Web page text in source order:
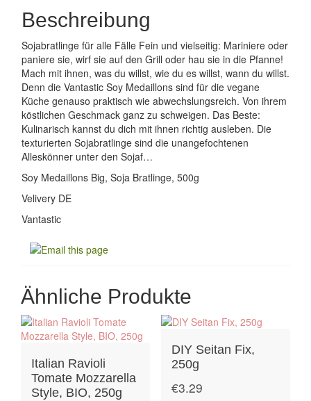
Beschreibung
Sojabratlinge für alle Fälle Fein und vielseitig: Mariniere oder
paniere sie, wirf sie auf den Grill oder hau sie in die Pfanne!
Mach mit ihnen, was du willst, wie du es willst, wann du willst.
Denn die Vantastic Soy Medaillons sind für die vegane
Küche genauso praktisch wie abwechslungsreich. Von ihrem
köstlichen Geschmack ganz zu schweigen. Das Beste:
Kulinarisch kannst du dich mit ihnen richtig ausleben. Die
texturierten Sojabratlinge sind die unangefochtenen
Alleskönner unter den Sojaf…
Soy Medaillons Big, Soja Bratlinge, 500g
Velivery DE
Vantastic
Ähnliche Produkte
Italian Ravioli
Tomate Mozzarella
Style, BIO, 250g
DIY Seitan Fix,
250g
€3.29